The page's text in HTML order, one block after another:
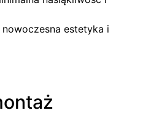
nowoczesna estetyka i